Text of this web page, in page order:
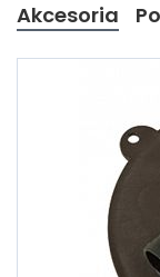
Akcesoria